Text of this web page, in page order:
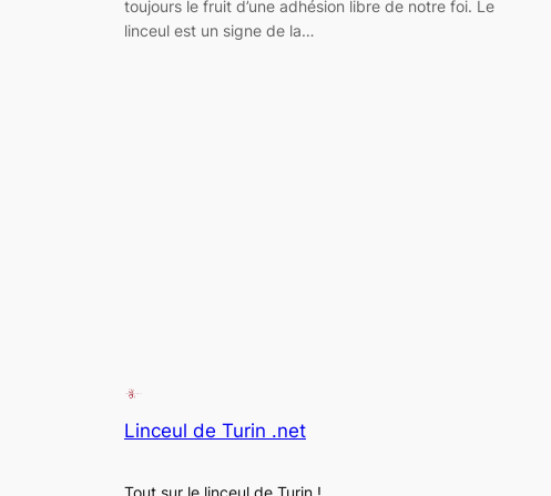
toujours le fruit d’une adhésion libre de notre foi. Le
linceul est un signe de la…
Linceul de Turin .net
Tout sur le linceul de Turin !